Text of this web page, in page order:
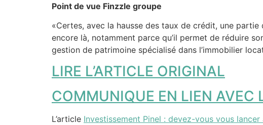
Point de vue Finzzle groupe
«Certes, avec la hausse des taux de crédit, une
encore là, notamment parce qu’il permet de réduire
gestion de patrimoine spécialisé dans l’immobilier
LIRE L’ARTICLE ORIGINAL
COMMUNIQUE EN LIEN AVEC
L’article Investissement Pinel : devez-vous vous